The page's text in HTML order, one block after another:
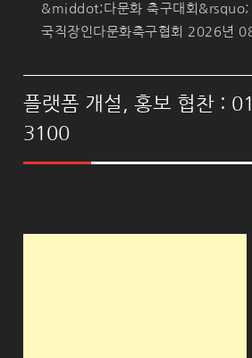
&middot;다문화 축구대회&rsquo;
국직장인다문화축구협회 2026년
플랫폼 개설, 홍보 협찬 :
3100